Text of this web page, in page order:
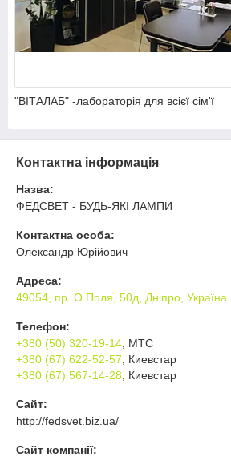
"ВІТАЛАБ" -лабораторія для всієї сім'ї
Контактна інформація
Назва:
ФЕДСВЕТ - БУДЬ-ЯКІ ЛАМПИ
Контактна особа:
Олександр Юрійович
Адреса:
49054, пр. О.Поля, 50д, Дніпро, Україна
Телефон:
+380 (50) 320-19-14 , МТС
+380 (67) 622-52-57 , Киевстар
+380 (67) 567-14-28 , Киевстар
Сайт:
http://fedsvet.biz.ua/
Сайт компанії: